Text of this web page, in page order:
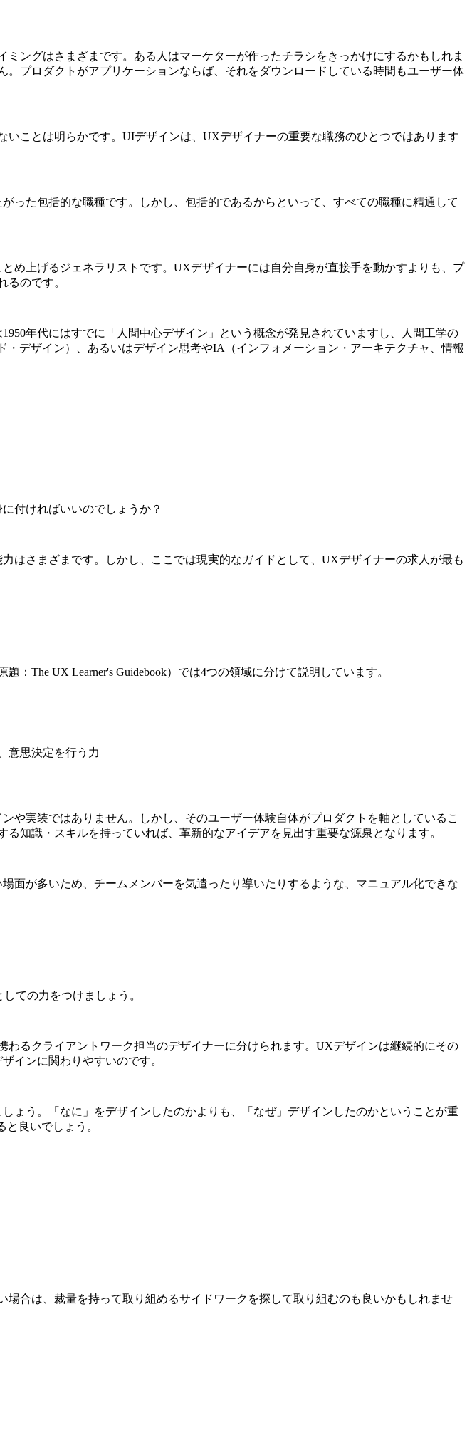
ングはさまざまです。ある人はマーケターが作ったチラシをきっかけにするかもしれま
プロダクトがアプリケーションならば、それをダウンロードしている時間もユーザー体
ことは明らかです。UIデザインは、UXデザイナーの重要な職務のひとつではあります
った包括的な職種です。しかし、包括的であるからといって、すべての職種に精通して
め上げるジェネラリストです。UXデザイナーには自分自身が直接手を動かすよりも、プ
るのです。
年代にはすでに「人間中心デザイン」という概念が発見されていますし、人間工学の
デザイン）、あるいはデザイン思考やIA（インフォメーション・アーキテクチャ、情報
付ければいいのでしょうか？
はさまざまです。しかし、ここでは現実的なガイドとして、UXデザイナーの求人が最も
The UX Learner's Guidebook）では4つの領域に分けて説明しています。
意思決定を行う力
実装ではありません。しかし、そのユーザー体験自体がプロダクトを軸としているこ
知識・スキルを持っていれば、革新的なアイデアを見出す重要な源泉となります。
面が多いため、チームメンバーを気遣ったり導いたりするような、マニュアル化できな
ての力をつけましょう。
るクライアントワーク担当のデザイナーに分けられます。UXデザインは継続的にその
インに関わりやすいのです。
ょう。「なに」をデザインしたのかよりも、「なぜ」デザインしたのかということが重
良いでしょう。
合は、裁量を持って取り組めるサイドワークを探して取り組むのも良いかもしれませ